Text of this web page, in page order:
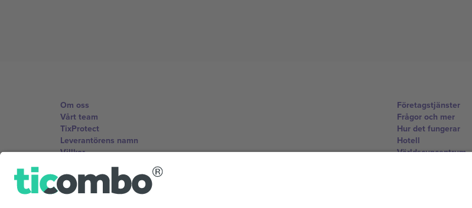
Om oss
Vårt team
TixProtect
Leverantörens namn
Villkor
Affiliate-program
Företagstjänster
Frågor och mer
Hur det fungerar
Hotell
Världscupcentrum